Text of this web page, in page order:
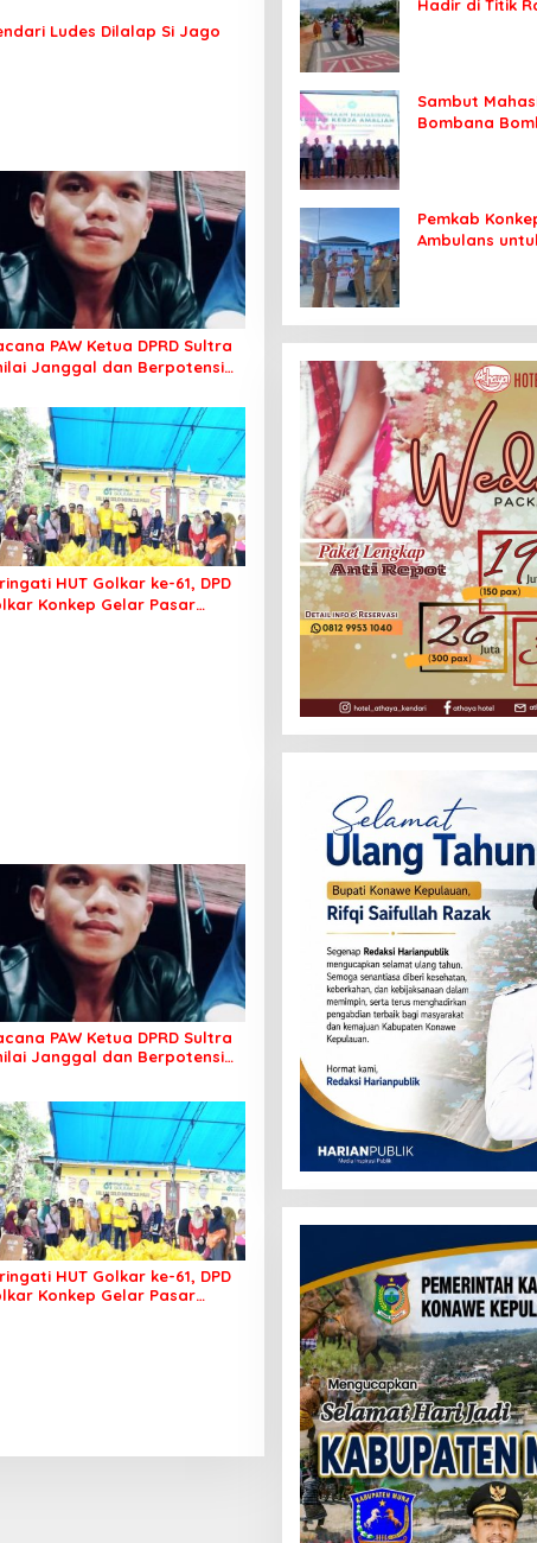
Ludes Dilalap Si Jago
PAW Ketua DPRD Sultra
Janggal dan Berpotensi
HUT Golkar ke-61, DPD
Konkep Gelar Pasar
PAW Ketua DPRD Sultra
Janggal dan Berpotensi
HUT Golkar ke-61, DPD
Konkep Gelar Pasar
Hadir di Titik
Sambut
Bombana
Pemkab
Ambulans